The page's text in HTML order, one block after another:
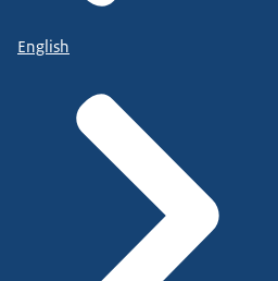
English